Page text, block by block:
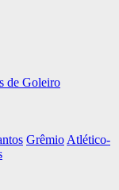
de Goleiro
Grêmio Atlético-